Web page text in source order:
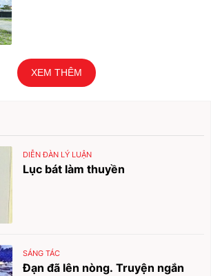
XEM THÊM
DIỄN ĐÀN LÝ LUẬN
Lục bát làm thuyền
SÁNG TÁC
Đạn đã lên nòng. Truyện ngắn